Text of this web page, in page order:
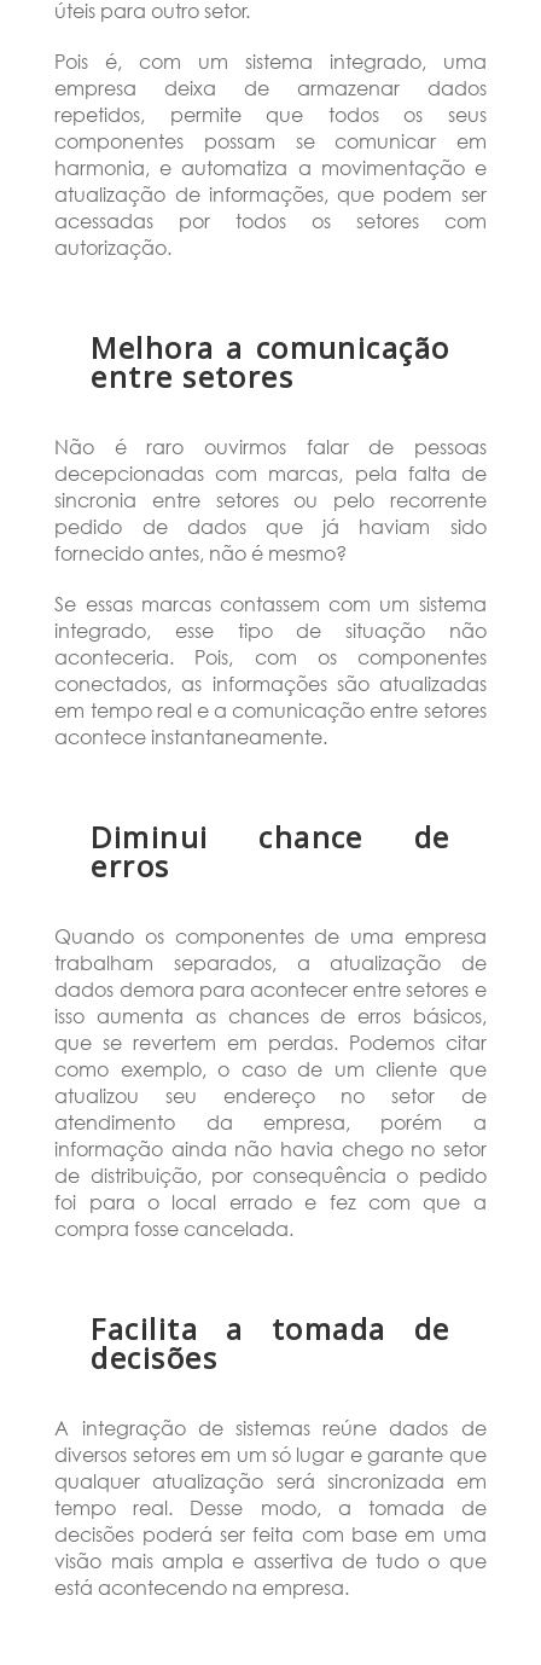
úteis para outro setor.
Pois é, com um sistema integrado, uma
empresa deixa de armazenar dados
repetidos, permite que todos os seus
componentes possam se comunicar em
harmonia, e automatiza a movimentação e
atualização de informações, que podem ser
acessadas por todos os setores com
autorização.
Melhora a comunicação
entre setores
Não é raro ouvirmos falar de pessoas
decepcionadas com marcas, pela falta de
sincronia entre setores ou pelo recorrente
pedido de dados que já haviam sido
fornecido antes, não é mesmo?
Se essas marcas contassem com um sistema
integrado, esse tipo de situação não
aconteceria. Pois, com os componentes
conectados, as informações são atualizadas
em tempo real e a comunicação entre setores
acontece instantaneamente.
Diminui chance de
erros
Quando os componentes de uma empresa
trabalham separados, a atualização de
dados demora para acontecer entre setores e
isso aumenta as chances de erros básicos,
que se revertem em perdas. Podemos citar
como exemplo, o caso de um cliente que
atualizou seu endereço no setor de
atendimento da empresa, porém a
informação ainda não havia chego no setor
de distribuição, por consequência o pedido
foi para o local errado e fez com que a
compra fosse cancelada.
Facilita a tomada de
decisões
A integração de sistemas reúne dados de
diversos setores em um só lugar e garante que
qualquer atualização será sincronizada em
tempo real. Desse modo, a tomada de
decisões poderá ser feita com base em uma
visão mais ampla e assertiva de tudo o que
está acontecendo na empresa.